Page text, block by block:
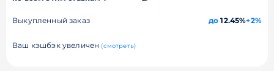
Выкупленный заказ до 12.45%+2%
Ваш кэшбэк увеличен (смотреть)